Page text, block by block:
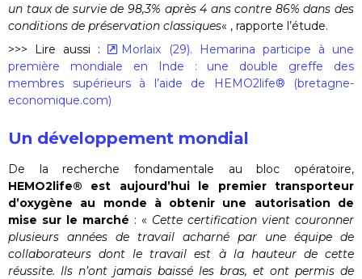
un taux de survie de 98,3% après 4 ans contre 86% dans des
conditions de préservation classiques« , rapporte l’étude.
>>> Lire aussi :
Morlaix (29). Hemarina participe à une
première mondiale en Inde : une double greffe des
membres supérieurs à l’aide de HEMO2life® (bretagne-
economique.com)
Un développement mondial
De la recherche fondamentale au bloc opératoire,
HEMO2life® est aujourd’hui le premier transporteur
d’oxygène au monde à obtenir une autorisation de
mise sur le marché : « Cette certification vient couronner
plusieurs années de travail acharné par une équipe de
collaborateurs dont le travail est à la hauteur de cette
réussite. Ils n’ont jamais baissé les bras, et ont permis de